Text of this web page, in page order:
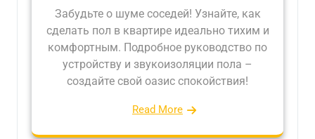
Забудьте о шуме соседей! Узнайте, как
сделать пол в квартире идеально тихим и
комфортным. Подробное руководство по
устройству и звукоизоляции пола –
создайте свой оазис спокойствия!
Read More